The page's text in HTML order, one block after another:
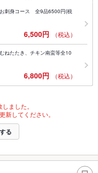
お刺身コース 全9品6500円(税
6,500円 （税込）
ねたたき、チキン南蛮等全10
6,800円 （税込）
ました。
新してください。
る